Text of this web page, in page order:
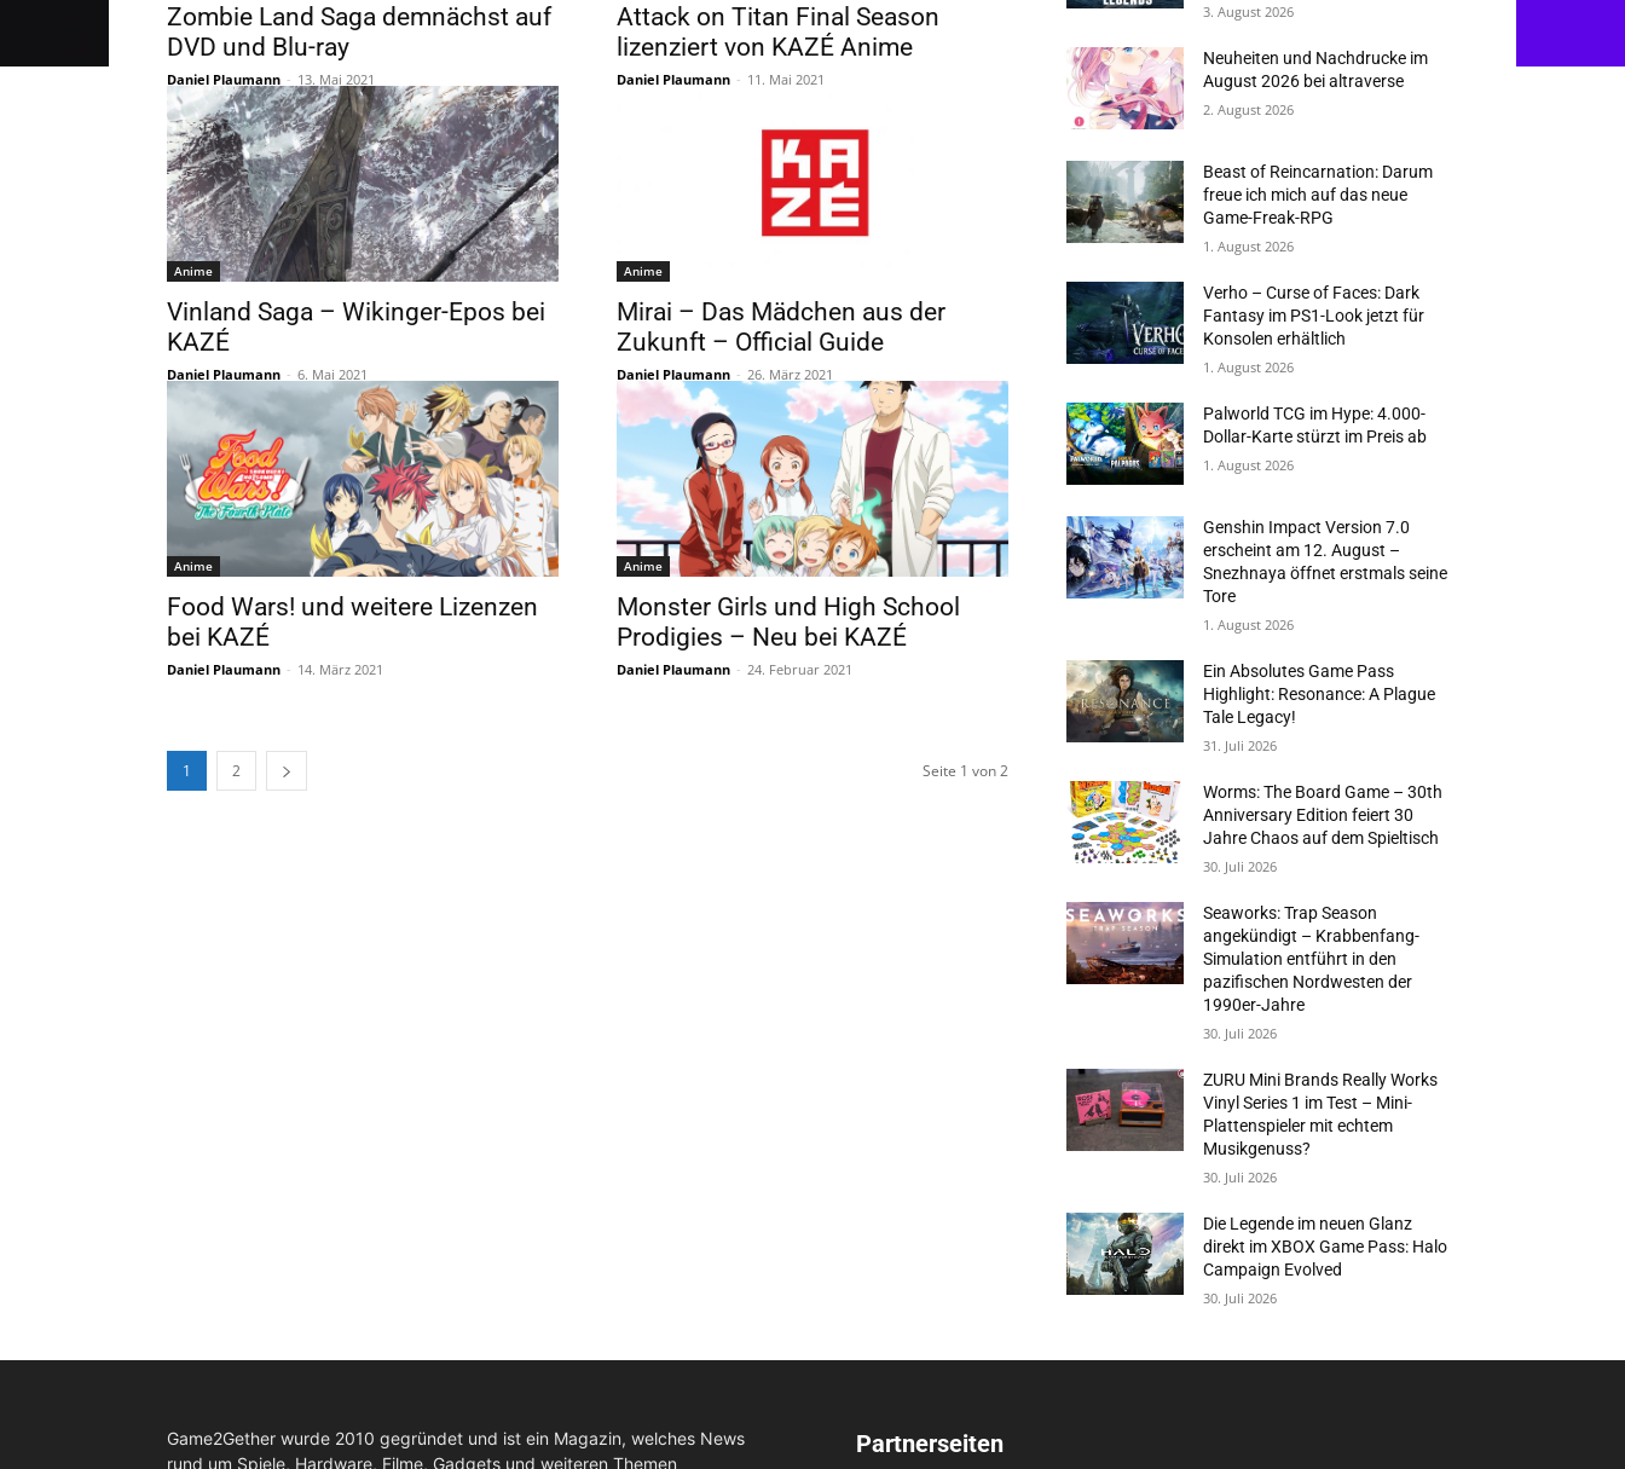
Zombie Land Saga demnächst auf
DVD und Blu-ray
Daniel Plaumann - 13. Mai 2021
Attack on Titan Final Season
lizenziert von KAZÉ Anime
Daniel Plaumann - 11. Mai 2021
Anime
Vinland Saga – Wikinger-Epos bei
KAZÉ
Daniel Plaumann - 6. Mai 2021
Anime
Mirai – Das Mädchen aus der
Zukunft – Official Guide
Daniel Plaumann - 26. März 2021
Anime
Food Wars! und weitere Lizenzen
bei KAZÉ
Daniel Plaumann - 14. März 2021
Anime
Monster Girls und High School
Prodigies – Neu bei KAZÉ
Daniel Plaumann - 24. Februar 2021
1 2 Seite 1 von 2
3. August 2026
Neuheiten und Nachdrucke im
August 2026 bei altraverse
2. August 2026
Beast of Reincarnation: Darum
freue ich mich auf das neue
Game-Freak-RPG
1. August 2026
Verho – Curse of Faces: Dark
Fantasy im PS1-Look jetzt für
Konsolen erhältlich
1. August 2026
Palworld TCG im Hype: 4.000-
Dollar-Karte stürzt im Preis ab
1. August 2026
Genshin Impact Version 7.0
erscheint am 12. August –
Snezhnaya öffnet erstmals seine
Tore
1. August 2026
Ein Absolutes Game Pass
Highlight: Resonance: A Plague
Tale Legacy!
31. Juli 2026
Worms: The Board Game – 30th
Anniversary Edition feiert 30
Jahre Chaos auf dem Spieltisch
30. Juli 2026
Seaworks: Trap Season
angekündigt – Krabbenfang-
Simulation entführt in den
pazifischen Nordwesten der
1990er-Jahre
30. Juli 2026
ZURU Mini Brands Really Works
Vinyl Series 1 im Test – Mini-
Plattenspieler mit echtem
Musikgenuss?
30. Juli 2026
Die Legende im neuen Glanz
direkt im XBOX Game Pass: Halo
Campaign Evolved
30. Juli 2026
Game2Gether wurde 2010 gegründet und ist ein Magazin, welches News
rund um Spiele, Hardware, Filme, Gadgets und weiteren Themen
Partnerseiten